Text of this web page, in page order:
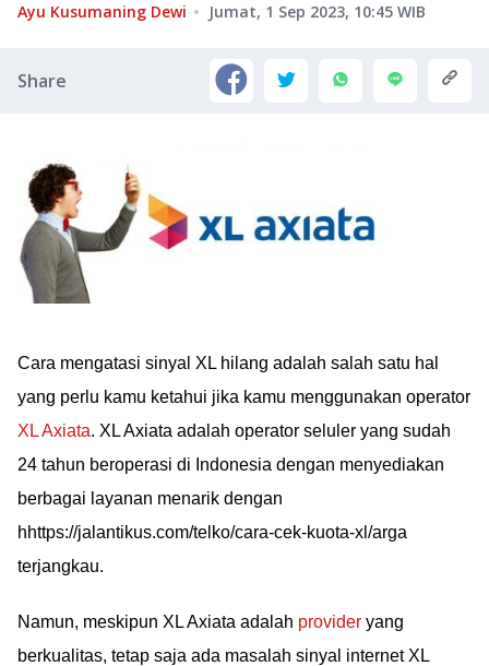
Ayu Kusumaning Dewi Jumat, 1 Sep 2023, 10:45 WIB
Share
Cara mengatasi sinyal XL hilang adalah salah satu hal
yang perlu kamu ketahui jika kamu menggunakan operator
XL Axiata. XL Axiata adalah operator seluler yang sudah
24 tahun beroperasi di Indonesia dengan menyediakan
berbagai layanan menarik dengan
hhttps://jalantikus.com/telko/cara-cek-kuota-xl/arga
terjangkau.
Namun, meskipun XL Axiata adalah provider yang
berkualitas, tetap saja ada masalah sinyal internet XL